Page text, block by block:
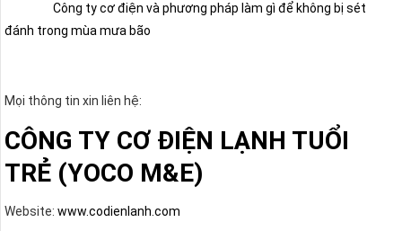
Công ty cơ điện và phương pháp làm gì để không bị sét
đánh trong mùa mưa bão
Mọi thông tin xin liên hệ:
CÔNG TY CƠ ĐIỆN LẠNH TUỔI
TRẺ (YOCO M&E)
Website: www.codienlanh.com